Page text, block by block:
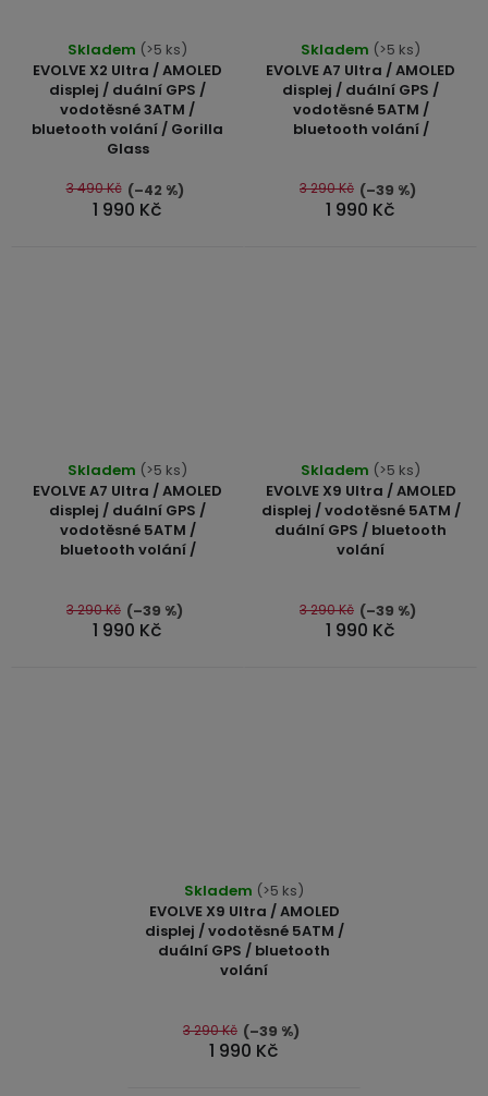
EVOLVE X2 Ultra / AMOLED
displej / duální GPS /
vodotěsné 3ATM /
bluetooth volání / Gorilla
Glass
hodnocení
produktu
je
5,0
5
hvězdiček.
Skladem (>5 ks)
1 990 Kč
3 490 Kč (–42 %)
EVOLVE A7 Ultra / AMOLED
displej / duální GPS /
vodotěsné 5ATM /
bluetooth volání /
hodnocení
produktu
je
5,0
5
hvězdiček.
Skladem (>5 ks)
1 990 Kč
3 290 Kč (–39 %)
EVOLVE A7 Ultra / AMOLED
displej / duální GPS /
vodotěsné 5ATM /
bluetooth volání /
hodnocení
produktu
je
5,0
5
hvězdiček.
Skladem (>5 ks)
1 990 Kč
3 290 Kč (–39 %)
EVOLVE X9 Ultra / AMOLED
displej / vodotěsné 5ATM /
duální GPS / bluetooth
volání
hodnocení
produktu
je
4,8
5
hvězdiček.
Skladem (>5 ks)
1 990 Kč
3 290 Kč (–39 %)
EVOLVE X9 Ultra / AMOLED
displej / vodotěsné 5ATM /
duální GPS / bluetooth
volání
hodnocení
produktu
je
4,9
5
hvězdiček.
Skladem (>5 ks)
1 990 Kč
3 290 Kč (–39 %)